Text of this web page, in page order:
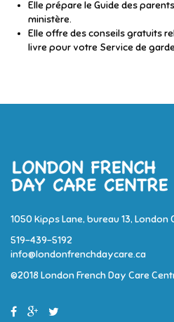
Elle prépare le Guide des
ministère.
Elle offre des conseils gratuits
livre pour votre Service de
1050 Kipps Lane, bureau 13, London
519-439-5192
info@londonfrenchdaycare.ca
©2018 London French Day Care